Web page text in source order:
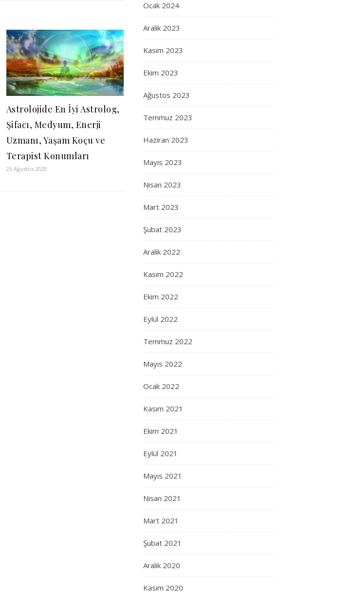
Astrolojide En İyi Astrolog,
Şifacı, Medyum, Enerji
Uzmanı, Yaşam Koçu ve
Terapist Konumları
25 Ağustos 2020
Ocak 2024
Aralık 2023
Kasım 2023
Ekim 2023
Ağustos 2023
Temmuz 2023
Haziran 2023
Mayıs 2023
Nisan 2023
Mart 2023
Şubat 2023
Aralık 2022
Kasım 2022
Ekim 2022
Eylül 2022
Temmuz 2022
Mayıs 2022
Ocak 2022
Kasım 2021
Ekim 2021
Eylül 2021
Mayıs 2021
Nisan 2021
Mart 2021
Şubat 2021
Aralık 2020
Kasım 2020